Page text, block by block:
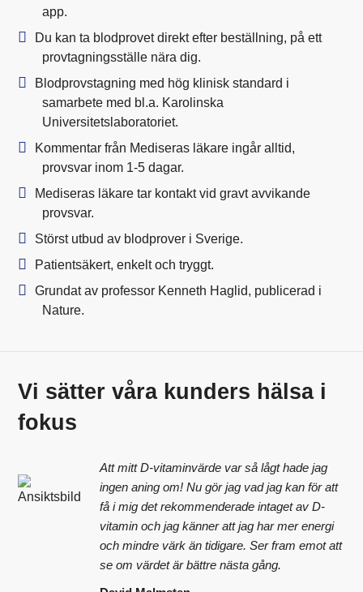
app.
Du kan ta blodprovet direkt efter beställning, på ett
provtagningsställe nära dig.
Blodprovstagning med hög klinisk standard i
samarbete med bl.a. Karolinska
Universitetslaboratoriet.
Kommentar från Mediseras läkare ingår alltid,
provsvar inom 1-5 dagar.
Mediseras läkare tar kontakt vid gravt avvikande
provsvar.
Störst utbud av blodprover i Sverige.
Patientsäkert, enkelt och tryggt.
Grundat av professor Kenneth Haglid, publicerad i
Nature.
Vi sätter våra kunders hälsa i
fokus
Att mitt D-vitaminvärde var så lågt hade jag
ingen aning om! Nu gör jag vad jag kan för att
få i mig det rekommenderade intaget av D-
vitamin och jag känner att jag har mer energi
och mindre värk än tidigare. Ser fram emot att
se om värdet är bättre nästa gång.